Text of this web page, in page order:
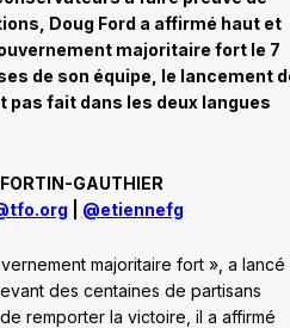
Doug Ford a affirmé haut et
majoritaire fort le 7
de son équipe, le lancement
pas fait dans les deux langues
GAUTHIER
@etiennefg
majoritaire fort », a lancé
des centaines de partisans
remporter la victoire, il a affirmé